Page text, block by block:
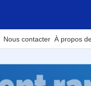
Nous contacter À propos